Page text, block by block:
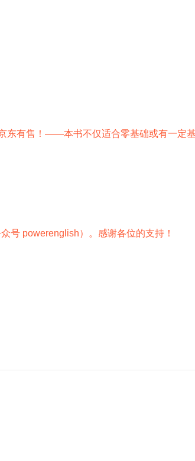
东有售！——本书不仅适合零基础或有一定
号 powerenglish）。 感谢各位的支持！